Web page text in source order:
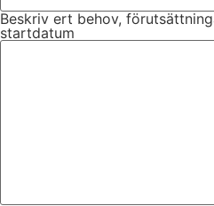
Beskriv ert behov,
startdatum